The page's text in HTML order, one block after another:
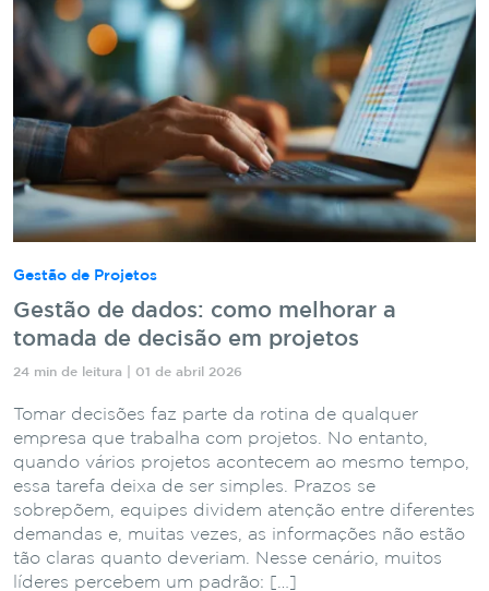
Gestão de Projetos
Gestão de dados: como melhorar a
tomada de decisão em projetos
24 min de leitura | 01 de abril 2026
Tomar decisões faz parte da rotina de qualquer
empresa que trabalha com projetos. No entanto,
quando vários projetos acontecem ao mesmo tempo,
essa tarefa deixa de ser simples. Prazos se
sobrepõem, equipes dividem atenção entre diferentes
demandas e, muitas vezes, as informações não estão
tão claras quanto deveriam. Nesse cenário, muitos
líderes percebem um padrão: […]